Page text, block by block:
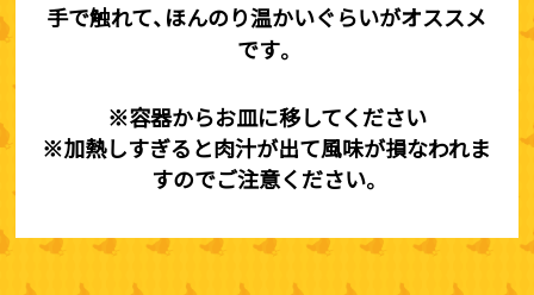
手で触れて、ほんのり温かいぐらいがオススメ
です。
※容器からお皿に移してください
※加熱しすぎると肉汁が出て風味が損なわれま
すのでご注意ください。